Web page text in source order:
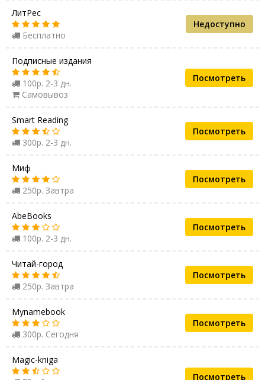
ЛитРес
Бесплатно
Недоступно
Подписные издания
100р. 2-3 дн.
Самовывоз
Посмотреть
Smart Reading
300р. 2-3 дн.
Посмотреть
Миф
250р. Завтра
Посмотреть
AbeBooks
100р. 2-3 дн.
Посмотреть
Читай-город
250р. Завтра
Посмотреть
Mynamebook
300р. Сегодня
Посмотреть
Magic-kniga
Посмотреть